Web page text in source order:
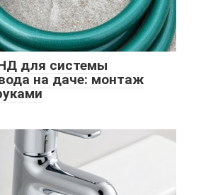
для системы
на даче: монтаж